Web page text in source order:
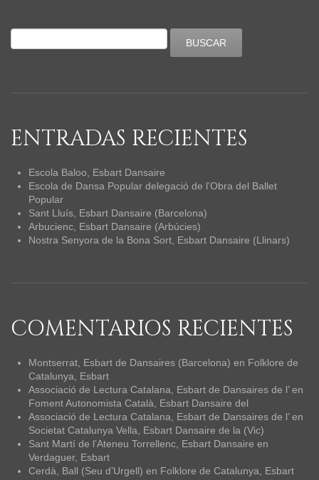
ENTRADAS RECIENTES
Escola Baloo, Esbart Dansaire
Escola de Dansa Popular delegació de l’Obra del Ballet
Popular
Sant Lluís, Esbart Dansaire (Barcelona)
Arbucienc, Esbart Dansaire (Arbúcies)
Nostra Senyora de la Bona Sort, Esbart Dansaire (Llinars)
COMENTARIOS RECIENTES
Montserrat, Esbart de Dansaires (Barcelona) en Folklore de
Catalunya, Esbart
Associació de Lectura Catalana, Esbart de Dansaires de l’en
Foment Autonomista Català, Esbart Dansaire del
Associació de Lectura Catalana, Esbart de Dansaires de l’en
Societat Catalunya Vella, Esbart Dansaire de la (Vic)
Sant Martí de l’Ateneu Torrellenc, Esbart Dansaire en
Verdaguer, Esbart
Cerdà, Ball (Seu d’Urgell) en Folklore de Catalunya, Esbart